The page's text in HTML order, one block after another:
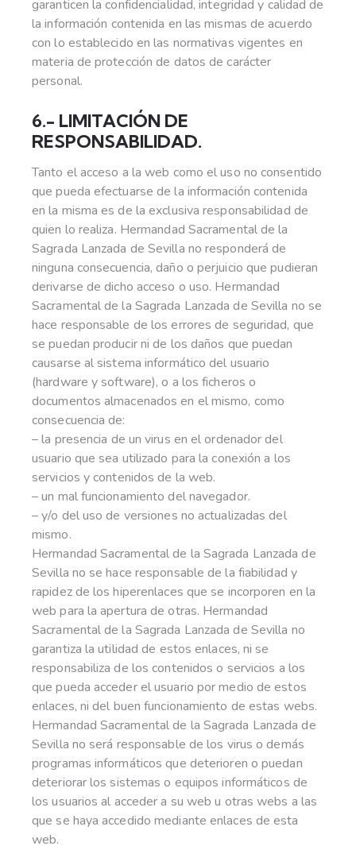
garanticen la confidencialidad, integridad y calidad de
la información contenida en las mismas de acuerdo
con lo establecido en las normativas vigentes en
materia de protección de datos de carácter
personal.
6.- LIMITACIÓN DE
RESPONSABILIDAD.
Tanto el acceso a la web como el uso no consentido
que pueda efectuarse de la información contenida
en la misma es de la exclusiva responsabilidad de
quien lo realiza. Hermandad Sacramental de la
Sagrada Lanzada de Sevilla no responderá de
ninguna consecuencia, daño o perjuicio que pudieran
derivarse de dicho acceso o uso. Hermandad
Sacramental de la Sagrada Lanzada de Sevilla no se
hace responsable de los errores de seguridad, que
se puedan producir ni de los daños que puedan
causarse al sistema informático del usuario
(hardware y software), o a los ficheros o
documentos almacenados en el mismo, como
consecuencia de:
– la presencia de un virus en el ordenador del
usuario que sea utilizado para la conexión a los
servicios y contenidos de la web.
– un mal funcionamiento del navegador.
– y/o del uso de versiones no actualizadas del
mismo.
Hermandad Sacramental de la Sagrada Lanzada de
Sevilla no se hace responsable de la fiabilidad y
rapidez de los hiperenlaces que se incorporen en la
web para la apertura de otras. Hermandad
Sacramental de la Sagrada Lanzada de Sevilla no
garantiza la utilidad de estos enlaces, ni se
responsabiliza de los contenidos o servicios a los
que pueda acceder el usuario por medio de estos
enlaces, ni del buen funcionamiento de estas webs.
Hermandad Sacramental de la Sagrada Lanzada de
Sevilla no será responsable de los virus o demás
programas informáticos que deterioren o puedan
deteriorar los sistemas o equipos informáticos de
los usuarios al acceder a su web u otras webs a las
que se haya accedido mediante enlaces de esta
web.